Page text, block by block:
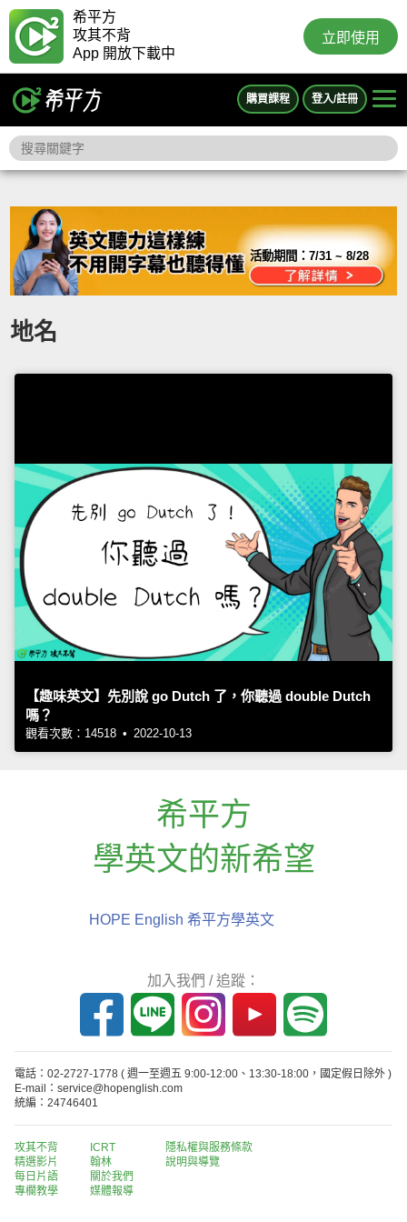
希平方
攻其不背
App 開放下載中
立即使用
購買課程 登入/註冊
活動期間：7/31 ~ 8/28
地名
【趣味英文】先別說 go Dutch 了，你聽過 double Dutch
嗎？
觀看次數：14518 • 2022-10-13
希平方
學英文的新希望
HOPE English 希平方學英文
加入我們 / 追蹤：
電話：02-2727-1778 ( 週一至週五 9:00-12:00、13:30-18:00，國定假日除外 )
E-mail：service@hopenglish.com
統編：24746401
攻其不背
精選影片
每日片語
專欄教學
ICRT
翰林
關於我們
媒體報導
隱私權與服務條款
說明與導覽